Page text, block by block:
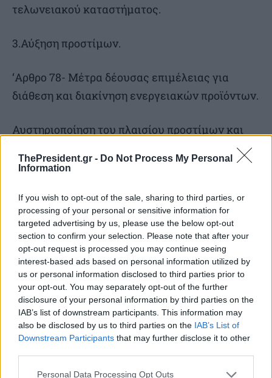
ThePresident.gr - Do Not Process My Personal
Information
If you wish to opt-out of the sale, sharing to third parties, or
processing of your personal or sensitive information for
targeted advertising by us, please use the below opt-out
section to confirm your selection. Please note that after your
opt-out request is processed you may continue seeing
interest-based ads based on personal information utilized by
us or personal information disclosed to third parties prior to
your opt-out. You may separately opt-out of the further
disclosure of your personal information by third parties on the
IAB’s list of downstream participants. This information may
also be disclosed by us to third parties on the IAB’s List of
Downstream Participants that may further disclose it to other
Personal Data Processing Opt Outs
τελωνειακού καταστήματος.
3.Αύξηση προστίμων.
‘Αρθρο 78- Μέτρα δέουσας επιμέλειας για
διάθεση και διακίνηση ενεργειακών προϊόντων.
Αυστηριοποίηση του πλαισίου προστίμων και
δέουσας επιμέλειας όσον αφορά στη διάθεση
Αναλυτικά οι κυριότερες αλλαγές και
αυστηροποιήσεις που εισάγει το νέο άρθρο:
1. Αναλυτική κλιμάκωση προστίμων ανά
παράβαση. Στο νέο άρθρο καθορίζονται με
σαφήνεια οι χρηματικές κυρώσεις ανά
συγκεκριμένη παράβαση, ενώ στο παλαιότερο
καθεστώς τα πρόστιμα ήταν είτε γενικά είτε